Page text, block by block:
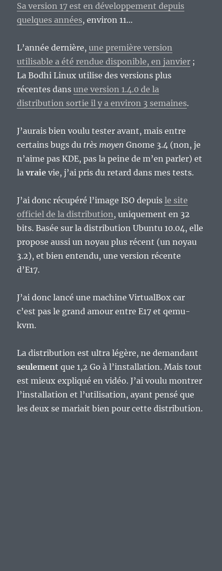
Sa version 17 est en développement depuis
quelques années, environ 11…
L’année dernière,une première version
utilisable a été rendue disponible, en janvier ;
La Bodhi Linux utilise des versions plus
récentes dansune version 1.4.0 de la
distribution sortie il y a environ 3 semaines.
J’aurais bien voulu tester avant, mais entre
certains bugs du très moyen Gnome 3.4 (non, je
n’aime pas KDE, pas la peine de m’en parler) et
lavraie vie, j’ai pris du retard dans mes tests.
J’ai donc récupéré l’image ISO depuisle site
officiel de la distribution, uniquement en 32
bits. Basée sur la distribution Ubuntu 10.04, elle
propose aussi un noyau plus récent (un noyau
3.2), et bien entendu, une version récente
d’E17.
J’ai donc lancé une machine VirtualBox car
c’est pas le grand amour entre E17 et qemu-
kvm.
La distribution est ultra légère, ne demandant
seulement que 1,2 Go à l’installation. Mais tout
est mieux expliqué en vidéo. J’ai voulu montrer
l’installation et l’utilisation, ayant pensé que
les deux se mariait bien pour cette distribution.